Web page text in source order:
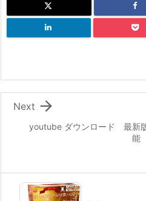
youtube ダウンロード 最新
能

Next